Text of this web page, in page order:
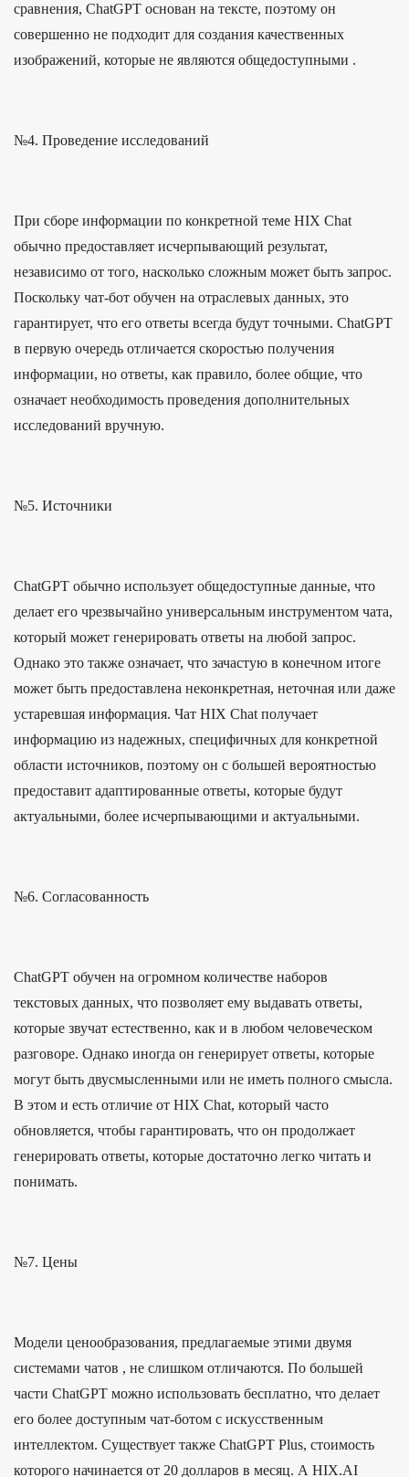
сравнения, ChatGPT основан на тексте, поэтому он
совершенно не подходит для создания качественных
изображений, которые не являются общедоступными .
№4. Проведение исследований
При сборе информации по конкретной теме HIX Chat
обычно предоставляет исчерпывающий результат,
независимо от того, насколько сложным может быть запрос.
Поскольку чат-бот обучен на отраслевых данных, это
гарантирует, что его ответы всегда будут точными. ChatGPT
в первую очередь отличается скоростью получения
информации, но ответы, как правило, более общие, что
означает необходимость проведения дополнительных
исследований вручную.
№5. Источники
ChatGPT обычно использует общедоступные данные, что
делает его чрезвычайно универсальным инструментом чата,
который может генерировать ответы на любой запрос.
Однако это также означает, что зачастую в конечном итоге
может быть предоставлена ​​неконкретная, неточная или даже
устаревшая информация. Чат HIX Chat получает
информацию из надежных, специфичных для конкретной
области источников, поэтому он с большей вероятностью
предоставит адаптированные ответы, которые будут
актуальными, более исчерпывающими и актуальными.
№6. Согласованность
ChatGPT обучен на огромном количестве наборов
текстовых данных, что позволяет ему выдавать ответы,
которые звучат естественно, как и в любом человеческом
разговоре. Однако иногда он генерирует ответы, которые
могут быть двусмысленными или не иметь полного смысла.
В этом и есть отличие от HIX Chat, который часто
обновляется, чтобы гарантировать, что он продолжает
генерировать ответы, которые достаточно легко читать и
понимать.
№7. Цены
Модели ценообразования, предлагаемые этими двумя
системами чатов , не слишком отличаются. По большей
части ChatGPT можно использовать бесплатно, что делает
его более доступным чат-ботом с искусственным
интеллектом. Существует также ChatGPT Plus, стоимость
которого начинается от 20 долларов в месяц. А HIX.AI